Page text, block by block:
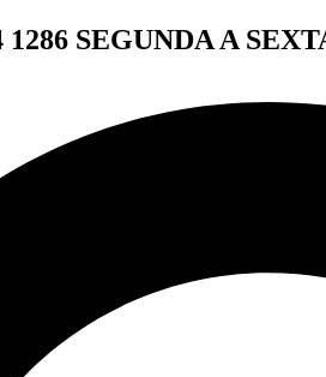
1286 SEGUNDA A